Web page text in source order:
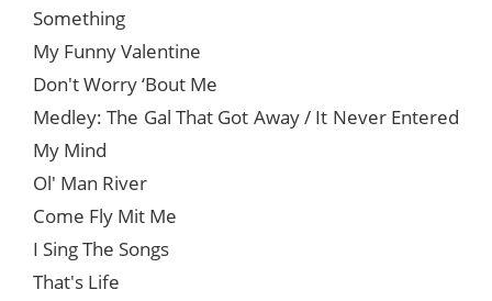
Something
My Funny Valentine
Don't Worry ‘Bout Me
Medley: The Gal That Got Away / It Never Entered
My Mind
Ol' Man River
Come Fly Mit Me
I Sing The Songs
That's Life